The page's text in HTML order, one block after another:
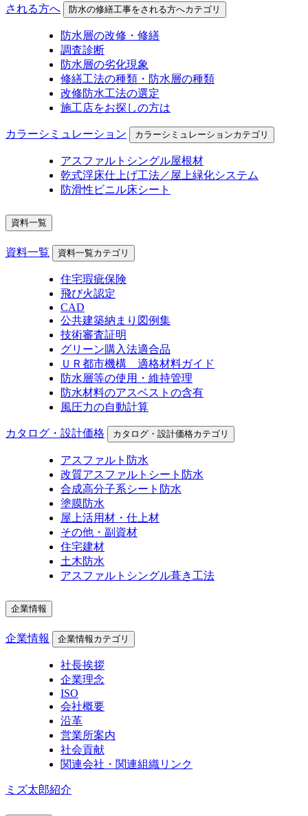
される方へ
防水の修繕工事をされる方へカテゴリ
防水層の改修・修繕
調査診断
防水層の劣化現象
修繕工法の種類・防水層の種類
改修防水工法の選定
施工店をお探しの方は
カラーシミュレーション カラーシミュレーションカテゴリ
アスファルトシングル屋根材
乾式浮床仕上げ工法／屋上緑化システム
防滑性ビニル床シート
資料一覧
資料一覧 資料一覧カテゴリ
住宅瑕疵保険
飛び火認定
CAD
公共建築納まり図例集
技術審査証明
グリーン購入法適合品
ＵＲ都市機構 適格材料ガイド
防水層等の使用・維持管理
防水材料のアスベストの含有
風圧力の自動計算
カタログ・設計価格 カタログ・設計価格カテゴリ
アスファルト防水
改質アスファルトシート防水
合成高分子系シート防水
塗膜防水
屋上活用材・仕上材
その他・副資材
住宅建材
土木防水
アスファルトシングル葺き工法
企業情報
企業情報 企業情報カテゴリ
社長挨拶
企業理念
ISO
会社概要
沿革
営業所案内
社会貢献
関連会社・関連組織リンク
ミズ太郎紹介